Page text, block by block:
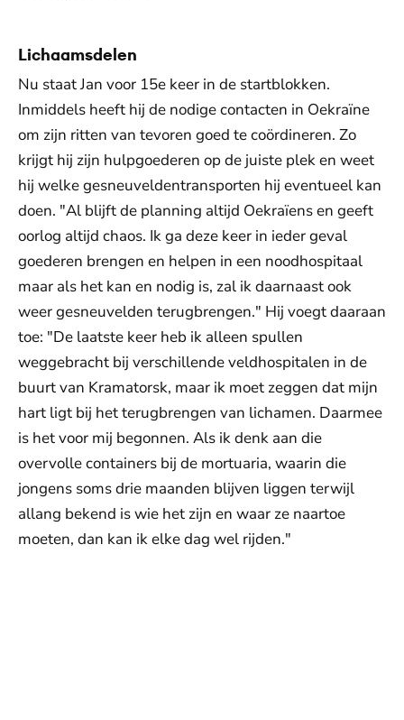
Lichaamsdelen
Nu staat Jan voor 15e keer in de startblokken.
Inmiddels heeft hij de nodige contacten in Oekraïne
om zijn ritten van tevoren goed te coördineren. Zo
krijgt hij zijn hulpgoederen op de juiste plek en weet
hij welke gesneuveldentransporten hij eventueel kan
doen. "Al blijft de planning altijd Oekraïens en geeft
oorlog altijd chaos. Ik ga deze keer in ieder geval
goederen brengen en helpen in een noodhospitaal
maar als het kan en nodig is, zal ik daarnaast ook
weer gesneuvelden terugbrengen." Hij voegt daaraan
toe: "De laatste keer heb ik alleen spullen
weggebracht bij verschillende veldhospitalen in de
buurt van Kramatorsk, maar ik moet zeggen dat mijn
hart ligt bij het terugbrengen van lichamen. Daarmee
is het voor mij begonnen. Als ik denk aan die
overvolle containers bij de mortuaria, waarin die
jongens soms drie maanden blijven liggen terwijl
allang bekend is wie het zijn en waar ze naartoe
moeten, dan kan ik elke dag wel rijden."